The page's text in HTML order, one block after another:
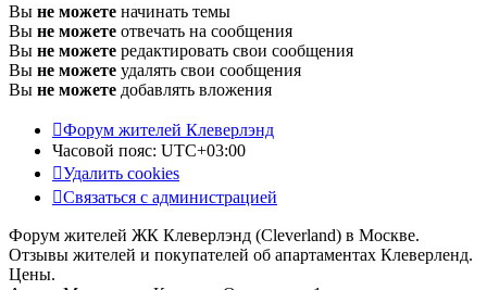
Вы не можете начинать темы
Вы не можете отвечать на сообщения
Вы не можете редактировать свои сообщения
Вы не можете удалять свои сообщения
Вы не можете добавлять вложения
Форум жителей Клеверлэнд
Часовой пояс: UTC+03:00
Удалить cookies
Связаться с администрацией
Форум жителей ЖК Клеверлэнд (Cleverland) в Москве.
Отзывы жителей и покупателей об апартаментах Клеверленд.
Цены.